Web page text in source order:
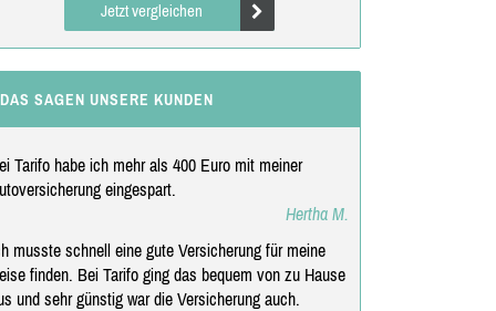
Jetzt vergleichen
DAS SAGEN UNSERE KUNDEN
Tarifo habe ich mehr als 400 Euro mit meiner
eingespart.
Hertha M.
musste schnell eine gute Versicherung für meine
finden. Bei Tarifo ging das bequem von zu Hause
und sehr günstig war die Versicherung auch.